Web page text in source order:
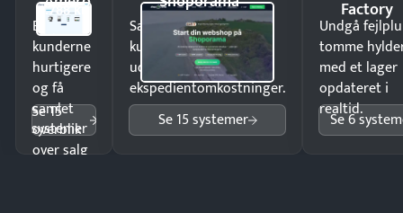
4.788 kr
Ekspedér
kunderne
hurtigere
og få
samlet
overblik
over salg
Se 15
systemer
Sælg produkter 24/7 til
kunder i hele landet
uden
ekspedientomkostninger.
Se 15 systemer
Factory
Undgå
tomme
med et lager
opdateret i
realtid.
Se 6